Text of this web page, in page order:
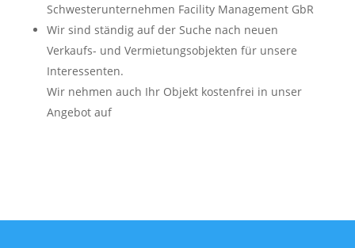
Schwesterunternehmen Facility Management GbR
Wir sind ständig auf der Suche nach neuen
Verkaufs- und Vermietungsobjekten für unsere
Interessenten.
Wir nehmen auch Ihr Objekt kostenfrei in unser
Angebot auf